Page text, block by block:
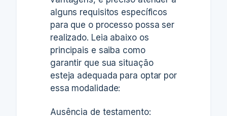
alguns requisitos específicos
para que o processo possa ser
realizado. Leia abaixo os
principais e saiba como
garantir que sua situação
esteja adequada para optar por
essa modalidade:
Ausência de testamento: